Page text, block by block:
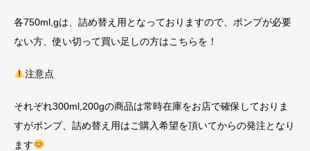
各750ml,gは、詰め替え用となっておりますので、ポンプが必要
ない方、使い切って買い足しの方はこちらを！
注意点
それぞれ300ml,200gの商品は常時在庫をお店で確保しておりま
すがポンプ、詰め替え用はご購入希望を頂いてからの発注となり
ます